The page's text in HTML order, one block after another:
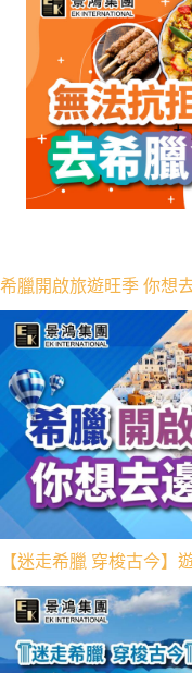
希臘開啟旅遊旺季 你想
【迷走希臘 穿梭古今】